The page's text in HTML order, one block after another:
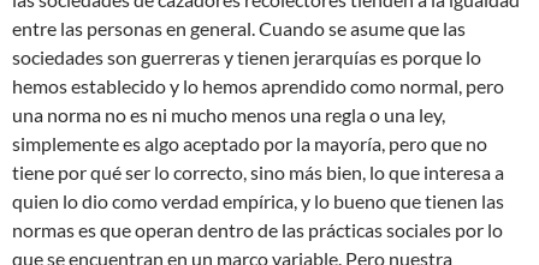
entre las personas en general. Cuando se asume que las
sociedades son guerreras y tienen jerarquías es porque lo
hemos establecido y lo hemos aprendido como normal, pero
una norma no es ni mucho menos una regla o una ley,
simplemente es algo aceptado por la mayoría, pero que no
tiene por qué ser lo correcto, sino más bien, lo que interesa a
quien lo dio como verdad empírica, y lo bueno que tienen las
normas es que operan dentro de las prácticas sociales por lo
que se encuentran en un marco variable. Pero nuestra